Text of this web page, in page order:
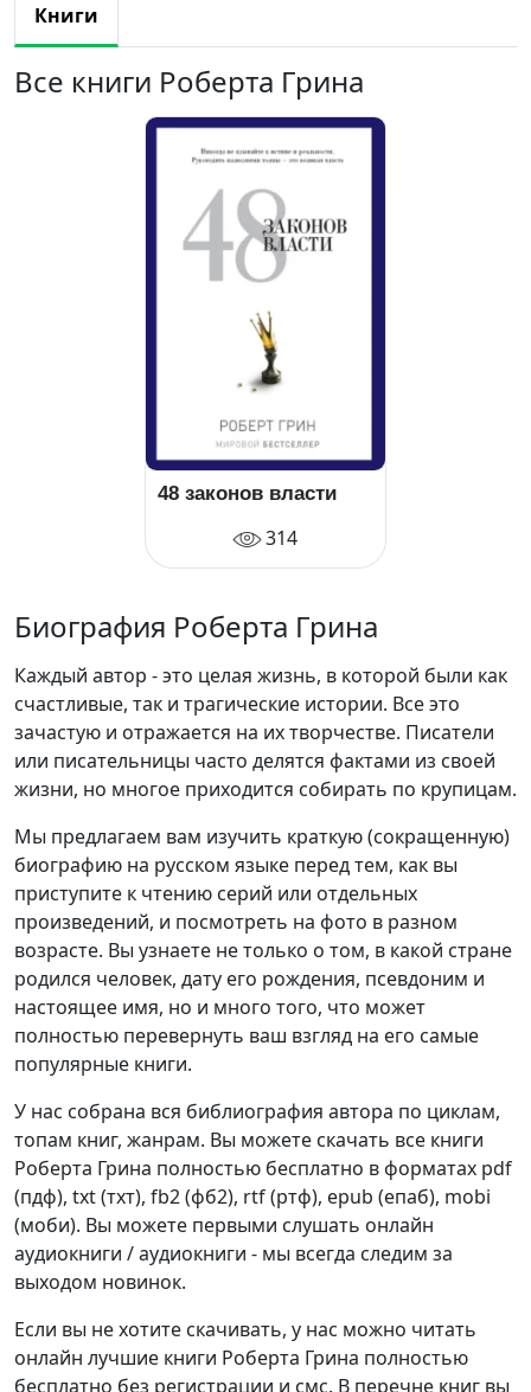
Книги
Все книги Роберта Грина
48 законов власти
314
Биография Роберта Грина
Каждый автор - это целая жизнь, в которой были как
счастливые, так и трагические истории. Все это
зачастую и отражается на их творчестве. Писатели
или писательницы часто делятся фактами из своей
жизни, но многое приходится собирать по крупицам.
Мы предлагаем вам изучить краткую (сокращенную)
биографию на русском языке перед тем, как вы
приступите к чтению серий или отдельных
произведений, и посмотреть на фото в разном
возрасте. Вы узнаете не только о том, в какой стране
родился человек, дату его рождения, псевдоним и
настоящее имя, но и много того, что может
полностью перевернуть ваш взгляд на его самые
популярные книги.
У нас собрана вся библиография автора по циклам,
топам книг, жанрам. Вы можете скачать все книги
Роберта Грина полностью бесплатно в форматах pdf
(пдф), txt (тхт), fb2 (фб2), rtf (ртф), epub (епаб), mobi
(моби). Вы можете первыми слушать онлайн
аудиокниги / аудиокниги - мы всегда следим за
выходом новинок.
Если вы не хотите скачивать, у нас можно читать
онлайн лучшие книги Роберта Грина полностью
бесплатно без регистрации и смс. В перечне книг вы